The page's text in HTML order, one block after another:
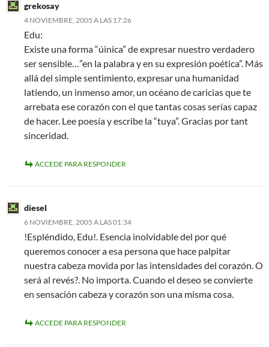
grekosay
4 NOVIEMBRE, 2005 A LAS 17:26
Edu:
Existe una forma “úinica” de expresar nuestro verdadero
ser sensible…”en la palabra y en su expresión poética”. Más
allá del simple sentimiento, expresar una humanidad
latiendo, un inmenso amor, un océano de caricias que te
arrebata ese corazón con el que tantas cosas serías capaz
de hacer. Lee poesía y escribe la “tuya”. Gracias por tant
sinceridad.
ACCEDE PARA RESPONDER
diesel
6 NOVIEMBRE, 2005 A LAS 01:34
!Espléndido, Edu!. Esencia inolvidable del por qué
queremos conocer a esa persona que hace palpitar
nuestra cabeza movida por las intensidades del corazón. O
será al revés?. No importa. Cuando el deseo se convierte
en sensación cabeza y corazón son una misma cosa.
ACCEDE PARA RESPONDER